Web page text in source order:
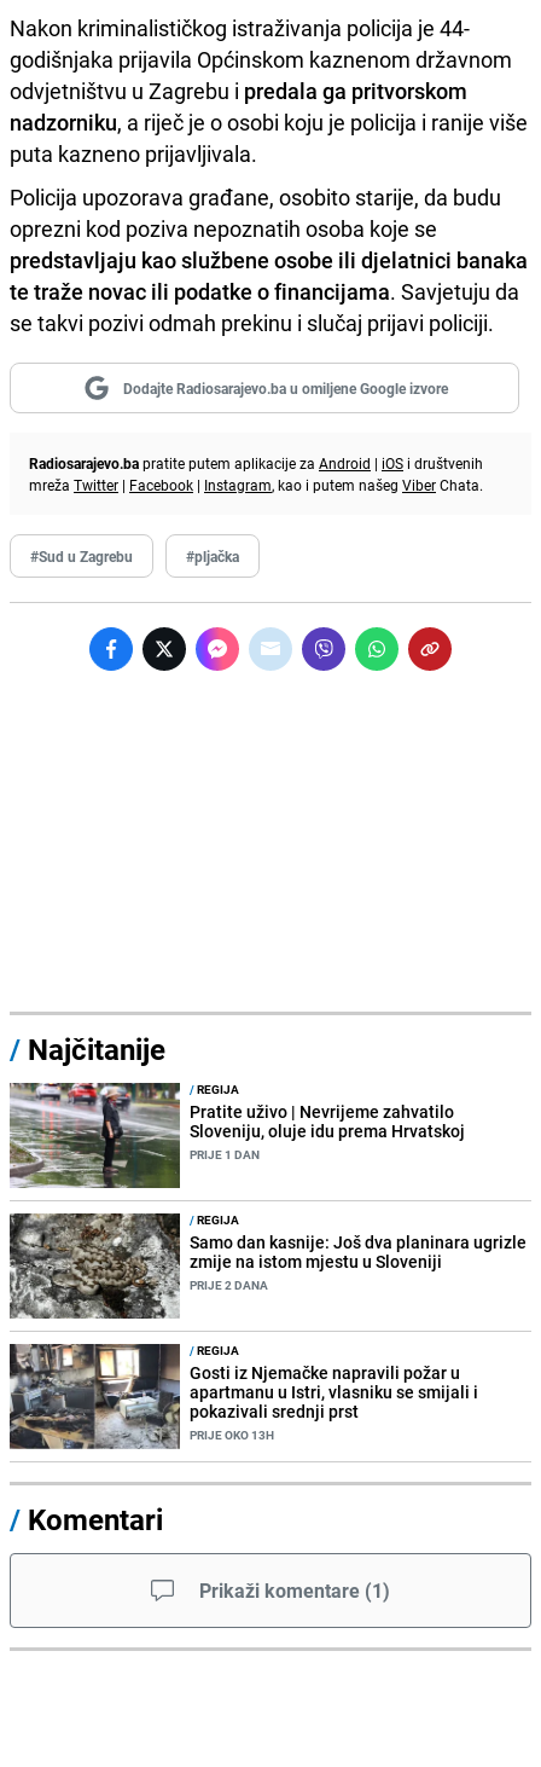
Nakon kriminalističkog istraživanja policija je 44-
godišnjaka prijavila Općinskom kaznenom državnom
odvjetništvu u Zagrebu i predala ga pritvorskom
nadzorniku, a riječ je o osobi koju je policija i ranije više
puta kazneno prijavljivala.
Policija upozorava građane, osobito starije, da budu
oprezni kod poziva nepoznatih osoba koje se
predstavljaju kao službene osobe ili djelatnici banaka
te traže novac ili podatke o financijama. Savjetuju da
se takvi pozivi odmah prekinu i slučaj prijavi policiji.
Dodajte Radiosarajevo.ba u omiljene Google izvore
Radiosarajevo.bapratite putem aplikacije za Android | iOS i društvenih
mreža Twitter | Facebook | Instagram, kao i putem našeg ViberChata.
#Sud u Zagrebu #pljačka
/ Najčitanije
/REGIJA
Pratite uživo | Nevrijeme zahvatilo
Sloveniju, oluje idu prema Hrvatskoj
PRIJE 1 DAN
/REGIJA
Samo dan kasnije: Još dva planinara ugrizle
zmije na istom mjestu u Sloveniji
PRIJE 2 DANA
/REGIJA
Gosti iz Njemačke napravili požar u
apartmanu u Istri, vlasniku se smijali i
pokazivali srednji prst
PRIJE OKO 13H
/ Komentari
Prikaži komentare (1)